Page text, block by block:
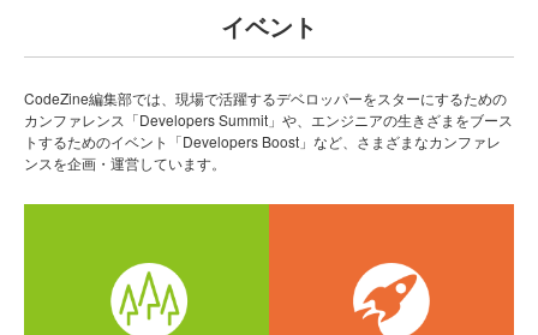
イベント
CodeZine編集部では、現場で活躍するデベロッパーをスターにするための
カンファレンス「Developers Summit」や、エンジニアの生きざまをブース
トするためのイベント「Developers Boost」など、さまざまなカンファレ
ンスを企画・運営しています。